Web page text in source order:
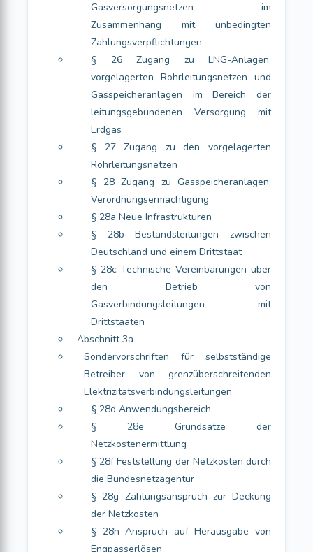
Gasversorgungsnetzen im
Zusammenhang mit unbedingten
Zahlungsverpflichtungen
§ 26 Zugang zu LNG-Anlagen,
vorgelagerten Rohrleitungsnetzen und
Gasspeicheranlagen im Bereich der
leitungsgebundenen Versorgung mit
Erdgas
§ 27 Zugang zu den vorgelagerten
Rohrleitungsnetzen
§ 28 Zugang zu Gasspeicheranlagen;
Verordnungsermächtigung
§ 28a Neue Infrastrukturen
§ 28b Bestandsleitungen zwischen
Deutschland und einem Drittstaat
§ 28c Technische Vereinbarungen über
den Betrieb von
Gasverbindungsleitungen mit
Drittstaaten
Abschnitt 3a
Sondervorschriften für selbstständige
Betreiber von grenzüberschreitenden
Elektrizitätsverbindungsleitungen
§ 28d Anwendungsbereich
§ 28e Grundsätze der
Netzkostenermittlung
§ 28f Feststellung der Netzkosten durch
die Bundesnetzagentur
§ 28g Zahlungsanspruch zur Deckung
der Netzkosten
§ 28h Anspruch auf Herausgabe von
Engpasserlösen